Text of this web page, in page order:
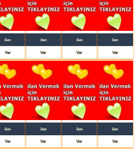
ilan
Ver
ilan
Ver
ilan
Ver
ilan
Ver
ilan
Ver
ilan
Ver
ilan
Ver
ilan
Ver